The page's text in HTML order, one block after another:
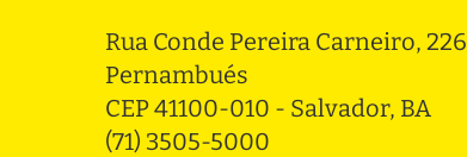
Rua Conde Pereira Carneiro, 226
Pernambués
CEP 41100-010 - Salvador, BA
(71) 3505-5000